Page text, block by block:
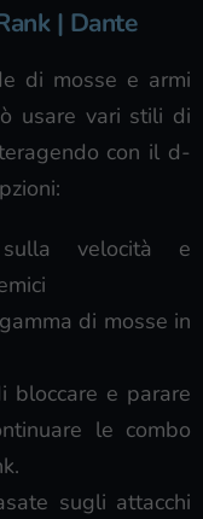
| Dante
di mosse e armi
usare vari stili di
con il d-
velocità e
di mosse in
bloccare e parare
le combo
sugli attacchi